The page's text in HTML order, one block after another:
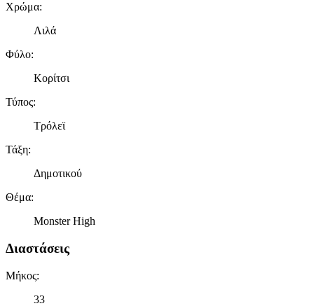
Χρώμα:
Λιλά
Φύλο:
Κορίτσι
Τύπος:
Τρόλεϊ
Τάξη:
Δημοτικού
Θέμα:
Monster High
Διαστάσεις
Μήκος:
33